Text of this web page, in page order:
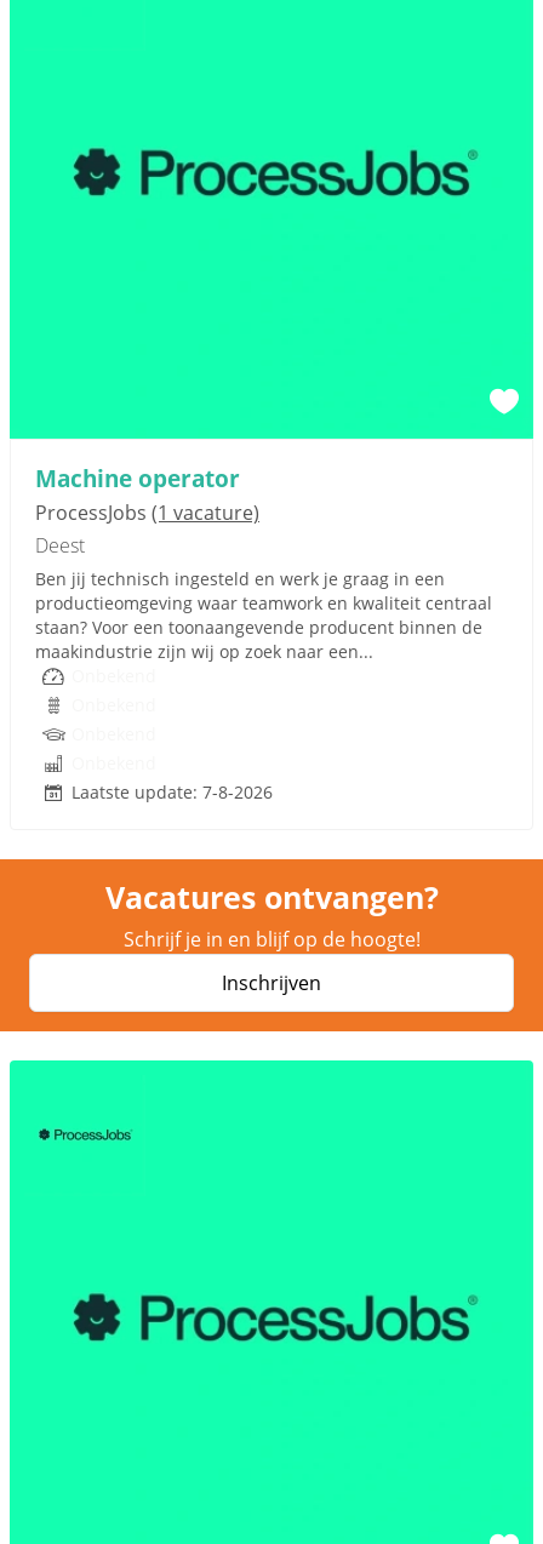
Machine operator
ProcessJobs (1 vacature)
Deest
Ben jij technisch ingesteld en werk je graag in een
productieomgeving waar teamwork en kwaliteit centraal
staan? Voor een toonaangevende producent binnen de
maakindustrie zijn wij op zoek naar een...
Laatste update: 7-8-2026
Vacatures ontvangen?
Schrijf je in en blijf op de hoogte!
Inschrijven